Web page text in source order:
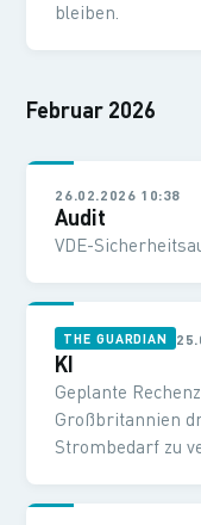
bleiben.
Februar 2026
26.02.2026 10:38
Audit
VDE-
THE GUARDIAN
KI
Geplante
Großbritannien
Strombedarf zu